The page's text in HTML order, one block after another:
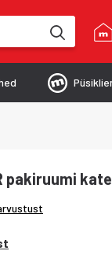
pakiruumi
tähte